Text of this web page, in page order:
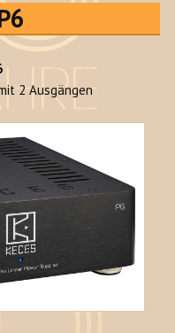
2 Ausgängen